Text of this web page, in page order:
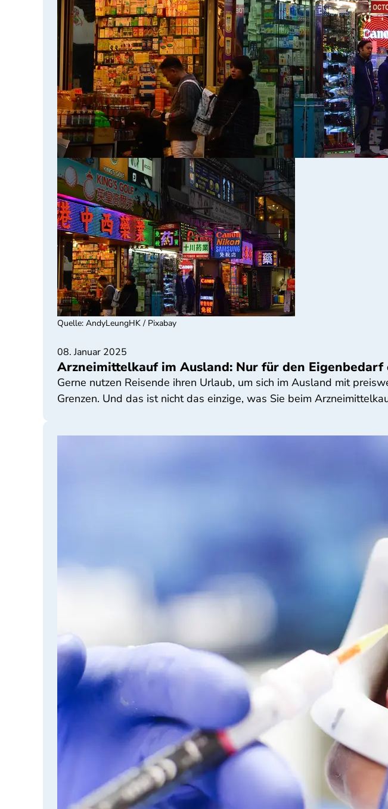
08. Januar 2025
Arzneimittelkauf im Ausland: Nur für den Eigenbedarf
Gerne nutzen Reisende ihren Urlaub, um sich im Ausland mit
Grenzen. Und das ist nicht das einzige, was Sie beim
Quelle: AndyLeungHK / Pixabay